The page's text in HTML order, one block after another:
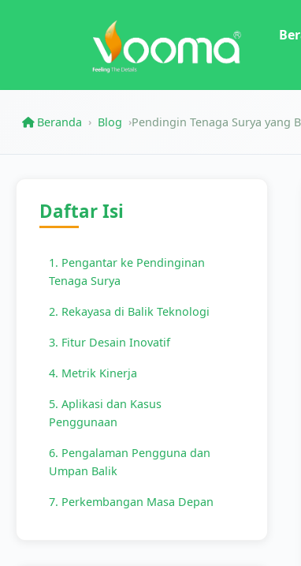
Beranda › Blog ›Pendingin Tenaga Surya yang
Daftar Isi
1. Pengantar ke Pendinginan
Tenaga Surya
2. Rekayasa di Balik Teknologi
3. Fitur Desain Inovatif
4. Metrik Kinerja
5. Aplikasi dan Kasus
Penggunaan
6. Pengalaman Pengguna dan
Umpan Balik
7. Perkembangan Masa Depan